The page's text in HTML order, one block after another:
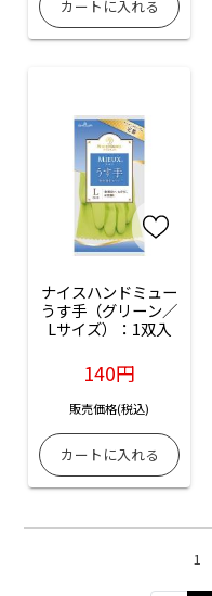
ナイスハンドミュー
うす手（グリーン／
Lサイズ）：1双入
140円
販売価格(税込)
1